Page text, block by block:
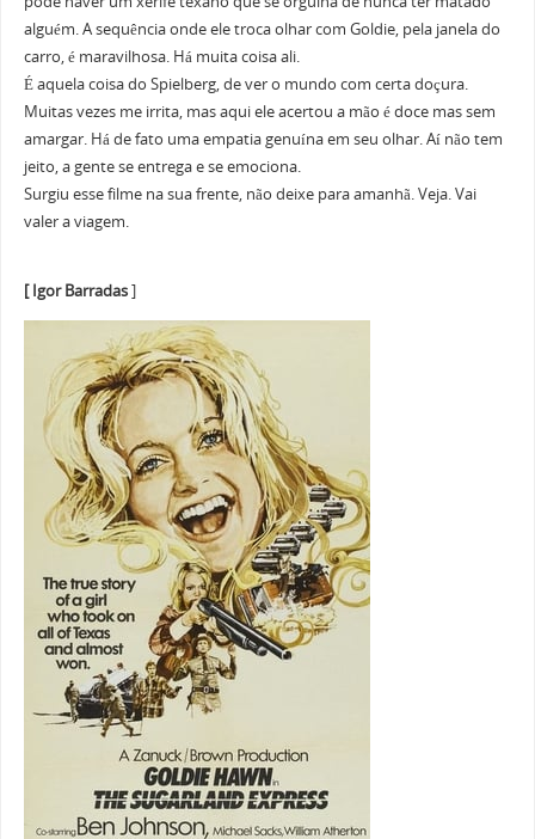
alguém. A sequência onde ele troca olhar com Goldie, pela janela do
carro, é maravilhosa. Há muita coisa ali.
É aquela coisa do Spielberg, de ver o mundo com certa doçura.
Muitas vezes me irrita, mas aqui ele acertou a mão é doce mas sem
amargar. Há de fato uma empatia genuína em seu olhar. Aí não tem
jeito, a gente se entrega e se emociona.
Surgiu esse filme na sua frente, não deixe para amanhã. Veja. Vai
valer a viagem.
[ Igor Barradas]